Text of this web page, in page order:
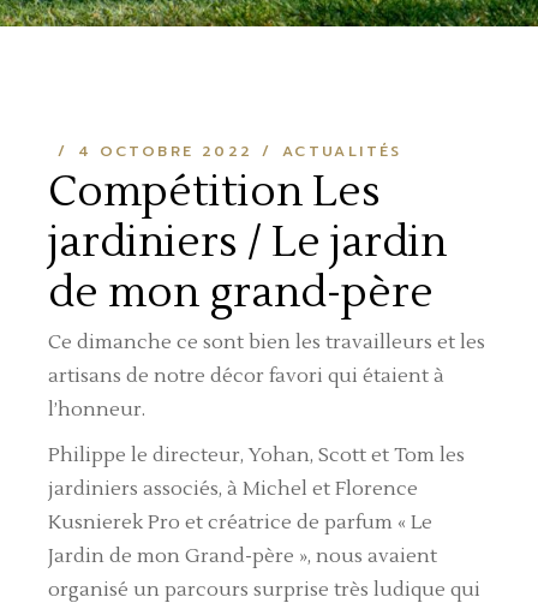
4 OCTOBRE 2022 ACTUALITÉS
Compétition Les
jardiniers / Le jardin
de mon grand-père
Ce dimanche ce sont bien les travailleurs et les
artisans de notre décor favori qui étaient à
l’honneur.
Philippe le directeur, Yohan, Scott et Tom les
jardiniers associés, à Michel et Florence
Kusnierek Pro et créatrice de parfum « Le
Jardin de mon Grand-père », nous avaient
organisé un parcours surprise très ludique qui